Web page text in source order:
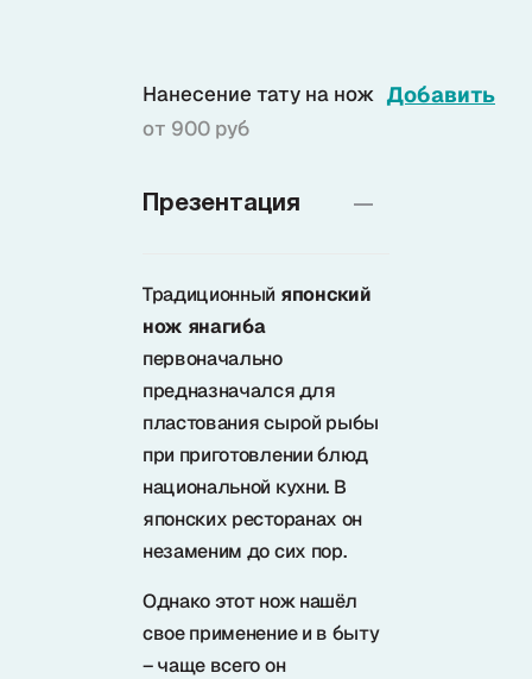
Интернет-магазин (пн-пт 9-18)
Samura в соцсетях
Нанесение тату на нож
от 900 руб
Добавить
Презентация
Традиционный японский
нож янагиба
первоначально
предназначался для
пластования сырой рыбы
при приготовлении блюд
национальной кухни. В
японских ресторанах он
незаменим до сих пор.
Однако этот нож нашёл
свое применение и в быту
– чаще всего он